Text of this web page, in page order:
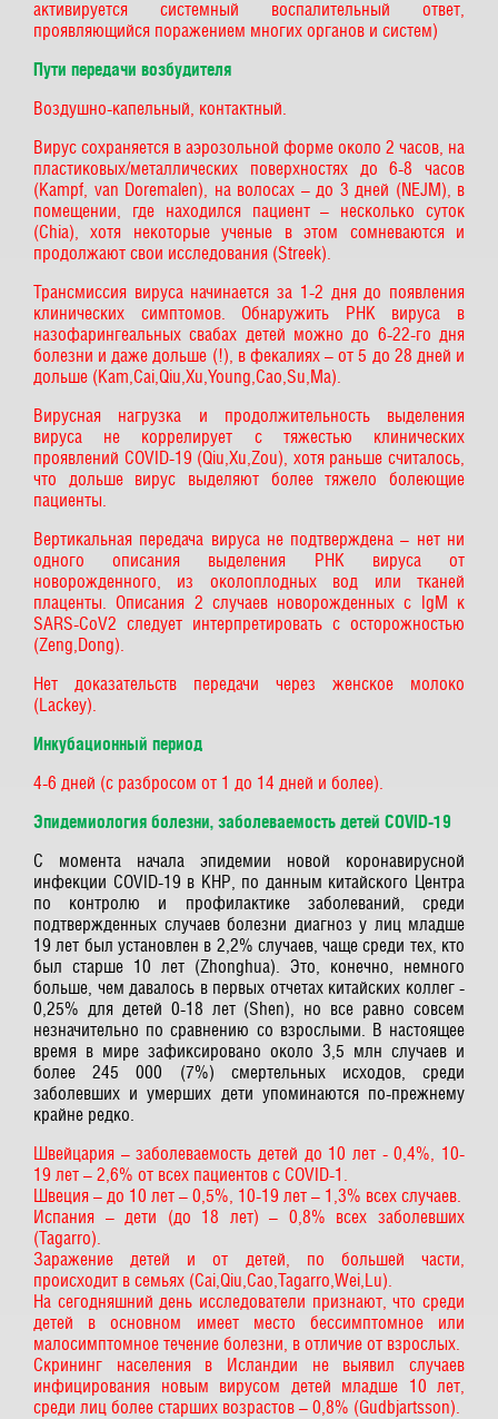
активируется системный воспалительный ответ,
проявляющийся поражением многих органов и систем)
Пути передачи возбудителя
Воздушно-капельный, контактный.
Вирус сохраняется в аэрозольной форме около 2 часов, на
пластиковых/металлических поверхностях до 6-8 часов
(Kampf, van Doremalen), на волосах – до 3 дней (NEJM), в
помещении, где находился пациент – несколько суток
(Chia), хотя некоторые ученые в этом сомневаются и
продолжают свои исследования (Streek).
Трансмиссия вируса начинается за 1-2 дня до появления
клинических симптомов. Обнаружить РНК вируса в
назофарингеальных свабах детей можно до 6-22-го дня
болезни и даже дольше (!), в фекалиях – от 5 до 28 дней и
дольше (Kam,Cai,Qiu,Xu,Young,Cao,Su,Ma).
Вирусная нагрузка и продолжительность выделения
вируса не коррелирует с тяжестью клинических
проявлений COVID-19 (Qiu,Xu,Zou), хотя раньше считалось,
что дольше вирус выделяют более тяжело болеющие
пациенты.
Вертикальная передача вируса не подтверждена – нет ни
одного описания выделения РНК вируса от
новорожденного, из околоплодных вод или тканей
плаценты. Описания 2 случаев новорожденных с IgM к
SARS-CoV2 следует интерпретировать с осторожностью
(Zeng,Dong).
Нет доказательств передачи через женское молоко
(Lackey).
Инкубационный период
4-6 дней (с разбросом от 1 до 14 дней и более).
Эпидемиология болезни, заболеваемость детей COVID-19
C момента начала эпидемии новой коронавирусной
инфекции COVID-19 в КНР, по данным китайского Центра
по контролю и профилактике заболеваний, среди
подтвержденных случаев болезни диагноз у лиц младше
19 лет был установлен в 2,2% случаев, чаще среди тех, кто
был старше 10 лет (Zhonghua). Это, конечно, немного
больше, чем давалось в первых отчетах китайских коллег -
0,25% для детей 0-18 лет (Shen), но все равно совсем
незначительно по сравнению со взрослыми. В настоящее
время в мире зафиксировано около 3,5 млн случаев и
более 245 000 (7%) смертельных исходов, среди
заболевших и умерших дети упоминаются по-прежнему
крайне редко.
Швейцария – заболеваемость детей до 10 лет - 0,4%, 10-
19 лет – 2,6% от всех пациентов с COVID-1.
Швеция – до 10 лет – 0,5%, 10-19 лет – 1,3% всех случаев.
Испания – дети (до 18 лет) – 0,8% всех заболевших
(Tagarro).
Заражение детей и от детей, по большей части,
происходит в семьях (Cai,Qiu,Cao,Tagarro,Wei,Lu).
На сегодняшний день исследователи признают, что среди
детей в основном имеет место бессимптомное или
малосимптомное течение болезни, в отличие от взрослых.
Скрининг населения в Исландии не выявил случаев
инфицирования новым вирусом детей младше 10 лет,
среди лиц более старших возрастов – 0,8% (Gudbjartsson).